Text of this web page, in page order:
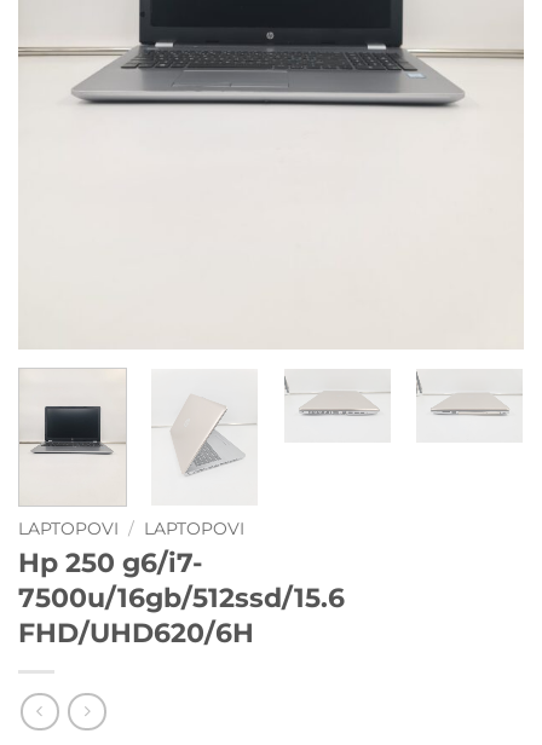
LAPTOPOVI / LAPTOPOVI
Hp 250 g6/i7-
7500u/16gb/512ssd/15.6
FHD/UHD620/6H